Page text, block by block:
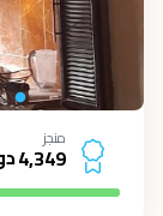
منجز
4,349